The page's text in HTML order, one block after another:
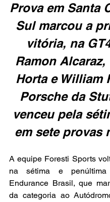
Prova em Santa
Sul marcou a
vitória, na
Ramon
Horta e William
Porsche da
venceu pela
em sete provas
A equipe Foresti Sports
na sétima e
Endurance Brasil, que
da categoria ao